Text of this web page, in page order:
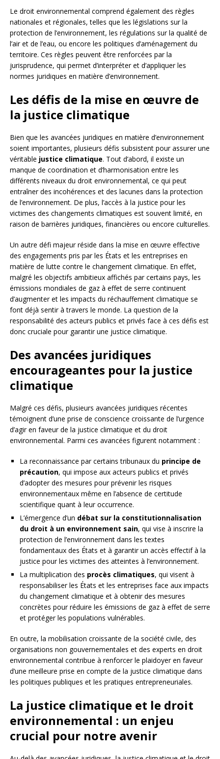
Le droit environnemental comprend également des règles
nationales et régionales, telles que les législations sur la
protection de l’environnement, les régulations sur la qualité de
l’air et de l’eau, ou encore les politiques d’aménagement du
territoire. Ces règles peuvent être renforcées par la
jurisprudence, qui permet d’interpréter et d’appliquer les
normes juridiques en matière d’environnement.
Les défis de la mise en œuvre de
la justice climatique
Bien que les avancées juridiques en matière d’environnement
soient importantes, plusieurs défis subsistent pour assurer une
véritable justice climatique. Tout d’abord, il existe un
manque de coordination et d’harmonisation entre les
différents niveaux du droit environnemental, ce qui peut
entraîner des incohérences et des lacunes dans la protection
de l’environnement. De plus, l’accès à la justice pour les
victimes des changements climatiques est souvent limité, en
raison de barrières juridiques, financières ou encore culturelles.
Un autre défi majeur réside dans la mise en œuvre effective
des engagements pris par les États et les entreprises en
matière de lutte contre le changement climatique. En effet,
malgré les objectifs ambitieux affichés par certains pays, les
émissions mondiales de gaz à effet de serre continuent
d’augmenter et les impacts du réchauffement climatique se
font déjà sentir à travers le monde. La question de la
responsabilité des acteurs publics et privés face à ces défis est
donc cruciale pour garantir une justice climatique.
Des avancées juridiques
encourageantes pour la justice
climatique
Malgré ces défis, plusieurs avancées juridiques récentes
témoignent d’une prise de conscience croissante de l’urgence
d’agir en faveur de la justice climatique et du droit
environnemental. Parmi ces avancées figurent notamment :
La reconnaissance par certains tribunaux du principe de
précaution, qui impose aux acteurs publics et privés
d’adopter des mesures pour prévenir les risques
environnementaux même en l’absence de certitude
scientifique quant à leur occurrence.
L’émergence d’un débat sur la constitutionnalisation
du droit à un environnement sain, qui vise à inscrire la
protection de l’environnement dans les textes
fondamentaux des États et à garantir un accès effectif à la
justice pour les victimes des atteintes à l’environnement.
La multiplication des procès climatiques, qui visent à
responsabiliser les États et les entreprises face aux impacts
du changement climatique et à obtenir des mesures
concrètes pour réduire les émissions de gaz à effet de serre
et protéger les populations vulnérables.
En outre, la mobilisation croissante de la société civile, des
organisations non gouvernementales et des experts en droit
environnemental contribue à renforcer le plaidoyer en faveur
d’une meilleure prise en compte de la justice climatique dans
les politiques publiques et les pratiques entrepreneuriales.
La justice climatique et le droit
environnemental : un enjeu
crucial pour notre avenir